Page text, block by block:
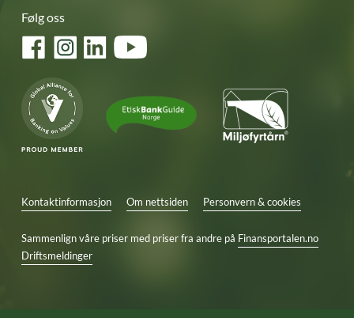
Følg oss
FacebookInstagramLinkedInYouTube
Kontaktinformasjon Om nettsiden Personvern & cookies
Sammenlign våre priser med priser fra andre på Finansportalen.no
Driftsmeldinger